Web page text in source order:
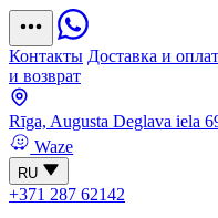
Контакты Доставка и
и возврат
Rīga, Augusta Deglava iela
Waze
RU
+371 287 62142